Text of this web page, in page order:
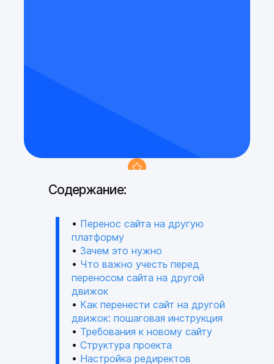
Аудит вашего сайта или
консультация по редактору
0₽
подключенного тарифа
для конструктор сайтов
Содержание:
• Перенос сайта на другую
платформу
• Зачем это нужно
• Что важно учесть перед
переносом сайта на другой
движок
• Как перенести сайт на другой
движок: пошаговая инструкция
• Требования к новому сайту
• Структура проекта
• Настройка редиректов